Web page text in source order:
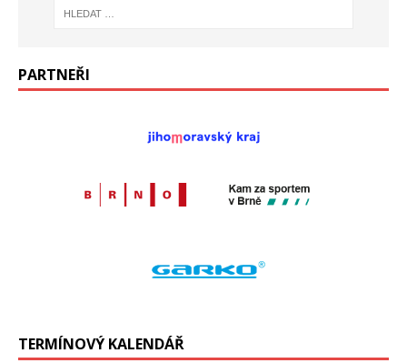
PARTNEŘI
TERMÍNOVÝ KALENDÁŘ